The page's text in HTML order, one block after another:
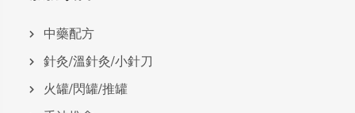
中藥配方
針灸/溫針灸/小針刀
火罐/閃罐/推罐